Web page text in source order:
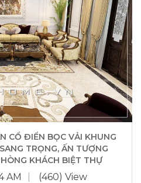
CỔ ĐIỂN BỌC VẢI KHUNG
TRỌNG, ẤN TƯỢNG
KHÁCH BIỆT THỰ
AM
(460) View